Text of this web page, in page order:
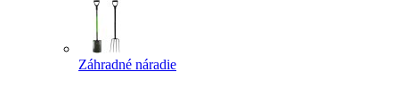
Záhradné náradie